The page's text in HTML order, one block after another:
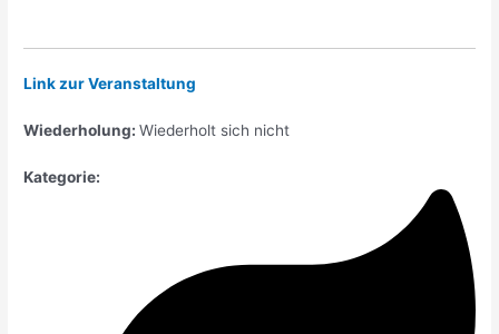
Link zur Veranstaltung
Wiederholung:Wiederholt sich nicht
Kategorie: